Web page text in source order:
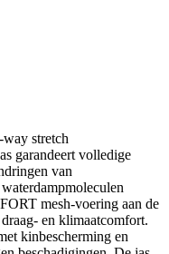
stretch
garandeert volledige
van
mesh-voering aan de
en klimaatcomfort.
kinbescherming en